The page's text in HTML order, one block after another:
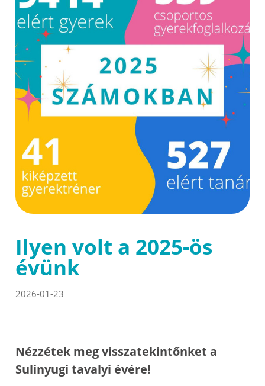
Ilyen volt a 2025-ös
évünk
2026-01-23
Nézzétek meg visszatekintőnket a
Sulinyugi tavalyi évére!